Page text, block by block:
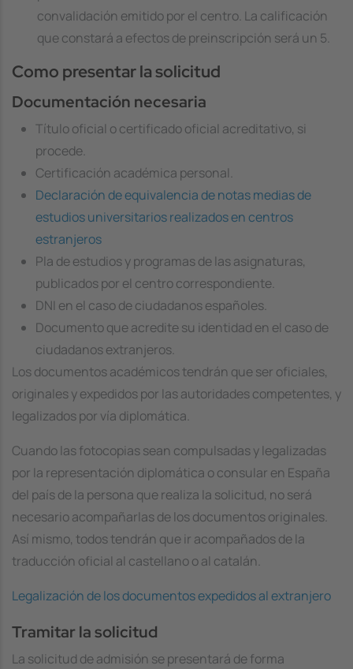
convalidación emitido por el centro. La calificación
que constará a efectos de preinscripción será un 5.
Como presentar la solicitud
Documentación necesaria
Título oficial o certificado oficial acreditativo, si
procede.
Certificación académica personal.
Declaración de equivalencia de notas medias de
estudios universitarios realizados en centros
estranjeros
Pla de estudios y programas de las asignaturas,
publicados por el centro correspondiente.
DNI en el caso de ciudadanos españoles.
Documento que acredite su identidad en el caso de
ciudadanos extranjeros.
Los documentos académicos tendrán que ser oficiales,
originales y expedidos por las autoridades competentes, y
legalizados por vía diplomática.
Cuando las fotocopias sean compulsadas y legalizadas
por la representación diplomática o consular en España
del país de la persona que realiza la solicitud, no será
necesario acompañarlas de los documentos originales.
Así mismo, todos tendrán que ir acompañados de la
traducción oficial al castellano o al catalán.
Legalización de los documentos expedidos al extranjero
Tramitar la solicitud
La solicitud de admisión se presentará de forma